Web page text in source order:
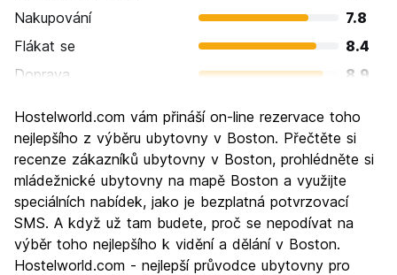
Nakupování
7.8
Flákat se
8.4
Doprava
8.9
Kultura
9.1
Noční život
7.7
Hodnota za peníze
Hostelworld.com vám přináší on-line rezervace toho
nejlepšího z výběru ubytovny v Boston. Přečtěte si
recenze zákazníků ubytovny v Boston, prohlédněte si
mládežnické ubytovny na mapě Boston a využijte
speciálních nabídek, jako je bezplatná potvrzovací
SMS. A když už tam budete, proč se nepodívat na
výběr toho nejlepšího k vidění a dělání v Boston.
Hostelworld.com - nejlepší průvodce ubytovny pro